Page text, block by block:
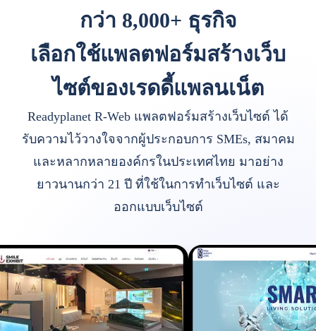
กว่า 8,000+ ธุรกิจ
เลือกใช้แพลตฟอร์มสร้างเว็บ
ไซต์ของเรดดี้แพลนเน็ต
Readyplanet R-Web แพลตฟอร์มสร้างเว็บไซต์ ได้
รับความไว้วางใจจากผู้ประกอบการ SMEs, สมาคม
และหลากหลายองค์กรในประเทศไทย มาอย่าง
ยาวนานกว่า 21 ปี ที่ใช้ในการทำเว็บไซต์ และ
ออกแบบเว็บไซต์